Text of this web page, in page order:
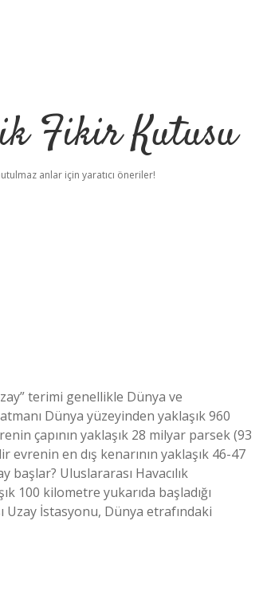
Fikir Kutusu
anlar için yaratıcı öneriler!
terimi genellikle Dünya ve
Dünya yüzeyinden yaklaşık 960
çapının yaklaşık 28 milyar parsek (93
evrenin en dış kenarının yaklaşık 46-47
başlar? Uluslararası Havacılık
100 kilometre yukarıda başladığı
Uzay İstasyonu, Dünya etrafındaki